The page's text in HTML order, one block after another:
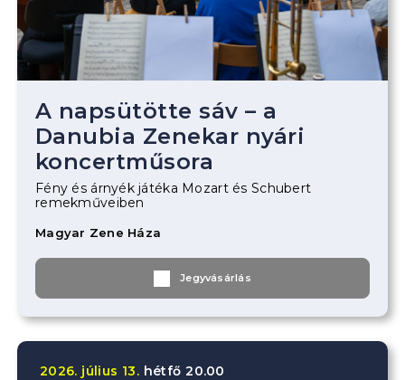
A napsütötte sáv – a
Danubia Zenekar nyári
koncertműsora
Fény és árnyék játéka Mozart és Schubert
remekműveiben
Magyar Zene Háza
Jegyvásárlás
2026. július 13. hétfő 20.00